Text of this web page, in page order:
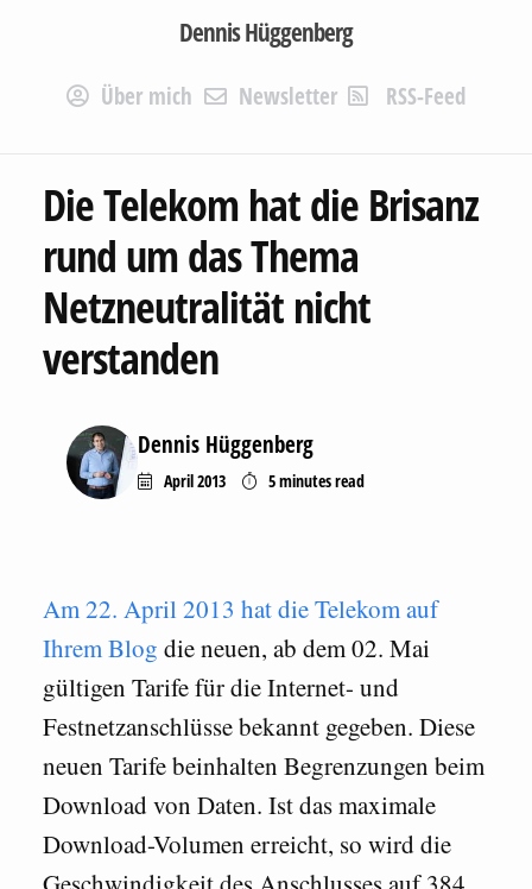
Dennis Hüggenberg
Über mich Newsletter RSS-Feed
Die Telekom hat die Brisanz
rund um das Thema
Netzneutralität nicht
verstanden
Dennis Hüggenberg
April 2013 5 minutesread
Am 22. April 2013 hat die Telekom auf
Ihrem Blog die neuen, ab dem 02. Mai
gültigen Tarife für die Internet- und
Festnetzanschlüsse bekannt gegeben. Diese
neuen Tarife beinhalten Begrenzungen beim
Download von Daten. Ist das maximale
Download-Volumen erreicht, so wird die